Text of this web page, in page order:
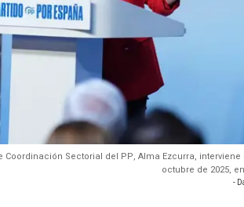
Coordinación Sectorial del PP, Alma Ezcurra,
octubre de 2025,
-